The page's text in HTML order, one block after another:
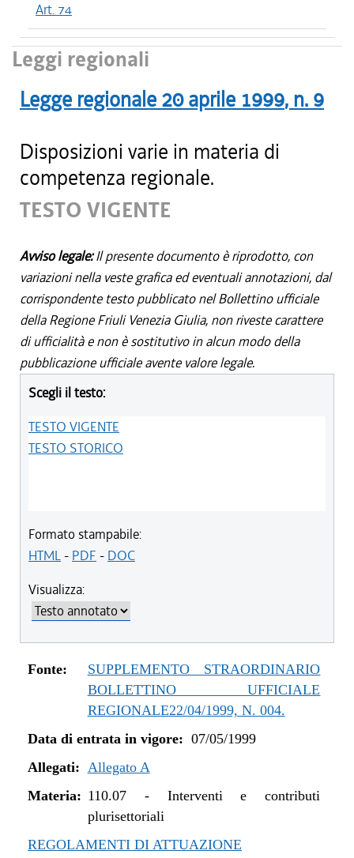
Art. 74
Leggi regionali
Legge regionale 20 aprile 1999, n. 9
Disposizioni varie in materia di
competenza regionale.
TESTO VIGENTE
Avviso legale:Il presente documento è riprodotto, con
variazioni nella veste grafica ed eventuali annotazioni, dal
corrispondente testo pubblicato nel Bollettino ufficiale
della Regione Friuli Venezia Giulia, non riveste carattere
di ufficialità e non è sostitutivo in alcun modo della
pubblicazione ufficiale avente valore legale.
Scegli il testo:
TESTO VIGENTE
TESTO STORICO
Formato stampabile:
HTML- PDF - DOC
Visualizza:
Fonte:
SUPPLEMENTO STRAORDINARIO
BOLLETTINO UFFICIALE
REGIONALE22/04/1999, N. 004.
Data di entrata in vigore: 07/05/1999
Allegati: Allegato A
Materia: 110.07- Interventi e contributi
plurisettoriali
REGOLAMENTI DI ATTUAZIONE